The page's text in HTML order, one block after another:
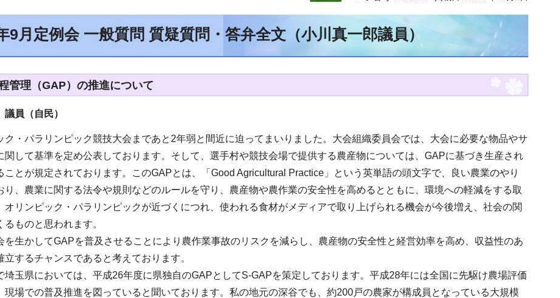
9月定例会 一般質問 質疑質問・答弁全文（小川真一郎議員）
管理（GAP）の推進について
員（自民）
ク・パラリンピック競技大会まであと2年弱と間近に迫ってまいりました。大会組織委員会では、大会に必要な物品やサ
関して基準を定め公表しております。そして、選手村や競技会場で提供する農産物については、GAPに基づき生産され
ことが規定されております。このGAPとは、「Good Agricultural Practice」という英単語の頭文字で、良い農業のやり
り、農業に関する法令や規則などのルールを守り、農産物や農作業の安全性を高めるとともに、環境への軽減をする取
オリンピック・パラリンピックが近づくにつれ、使われる食材がメディアで取り上げられる機会が今後増え、社会の関
ものと思われます。
を生かしてGAPを普及させることにより農作業事故のリスクを減らし、農産物の安全性と経営効率を高め、収益性のあ
立するチャンスであると考えております。
埼玉県においては、平成26年度に県独自のGAPとしてS-GAPを策定しております。平成28年には全国に先駆け農場評価
現場での普及推進を図っていると聞いております。私の地元の深谷でも、約200戸の農家が構成員となっている大規模